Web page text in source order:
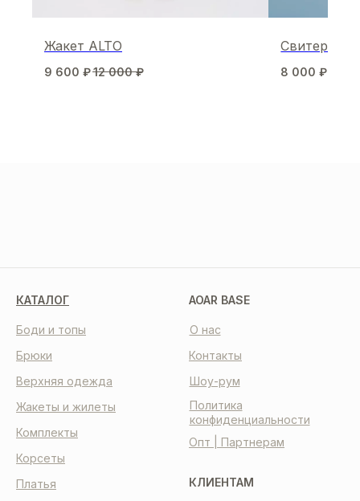
Жакет ALTO
9 600 ₽12 000 ₽
Свитер с
8 000 ₽
КАТАЛОГ
КЛИЕНТАМ
AOAR BASE
О нас
Контакты
Шоу-рум
Политика
конфиденциальности
Опт | Партнерам
Корсеты
Платья
Боди и топы
Комплекты
Брюки
Жакеты и жилеты
Верхняя одежда